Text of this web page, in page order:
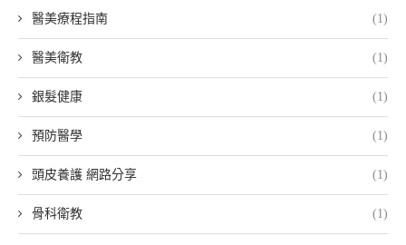
醫美療程指南 (1)
醫美衛教 (1)
銀髮健康 (1)
預防醫學 (1)
頭皮養護 網路分享 (1)
骨科衛教 (1)